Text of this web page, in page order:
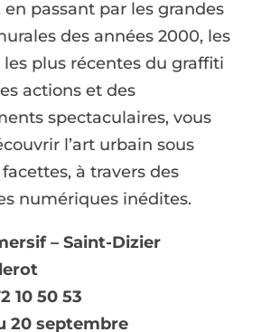
en passant par les grandes
des années 2000, les
plus récentes du graffiti
actions et des
spectaculaires, vous
l’art urbain sous
à travers des
numériques inédites.
– Saint-Dizier
10 50 53
20 septembre